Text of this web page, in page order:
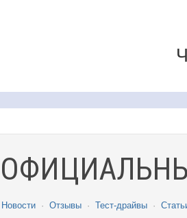
Новости · Отзывы · Тест-драйвы ·